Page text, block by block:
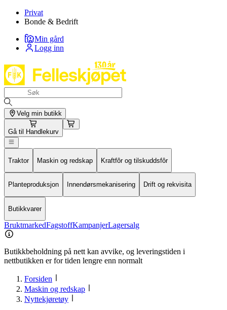
Privat
Bonde & Bedrift
Min gård
Logg inn
Velg min butikk
Gå til Handlekurv
Traktor Maskin og redskap Kraftfôr og tilskuddsfôr
Planteproduksjon Innendørsmekanisering Drift og rekvisita
Butikkvarer
BruktmarkedFagstoffKampanjerLagersalg
Butikkbeholdning på nett kan avvike, og leveringstiden i
nettbutikken er for tiden lengre enn normalt
Forsiden
Maskin og redskap
Nyttekjøretøy